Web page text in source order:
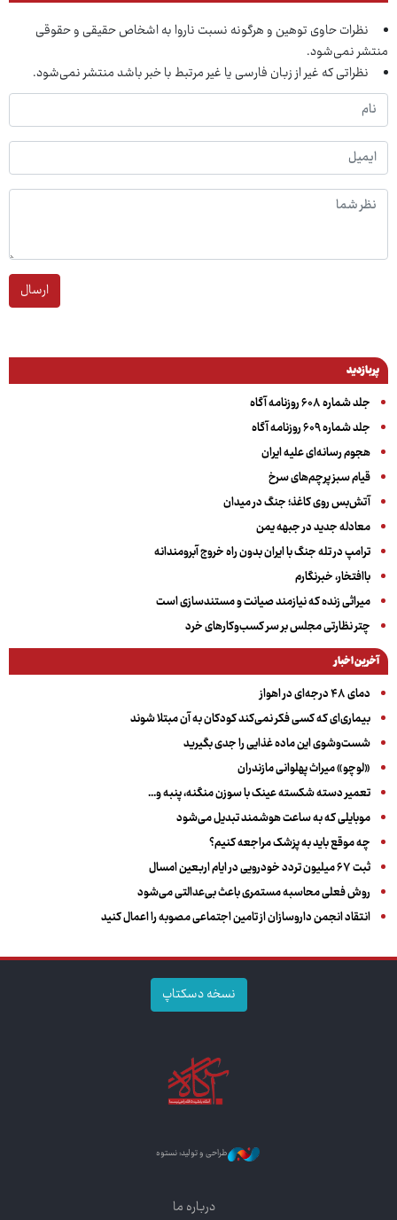
نظرات حاوی توهین و هرگونه نسبت ناروا به اشخاص حقیقی و حقوقی
منتشر نمی‌شود.
نظراتی که غیر از زبان فارسی یا غیر مرتبط با خبر باشد منتشر نمی‌شود.
ارسال
پربازدید
جلد شماره ۶۰۸ روزنامه آگاه
جلد شماره ۶۰۹ روزنامه آگاه
هجوم رسانه‌ای علیه ایران
قیام سبز پرچم‌های سرخ
آتش‌بس روی کاغذ؛ جنگ در میدان
معادله جدید در جبهه یمن
ترامپ در تله جنگ با ایران بدون راه خروج آبرومندانه
باافتخار، خبرنگارم
میراثی زنده که نیازمند صیانت و مستندسازی است
چتر نظارتی مجلس بر سر کسب‌وکارهای خرد
آخرین اخبار
دمای ۴۸ درجه‌ای در اهواز
بیماری‌ای که کسی فکر نمی‌کند کودکان به آن مبتلا شوند
شست‌وشوی این ماده غذایی را جدی بگیرید
«لوچو» میراث پهلوانی مازندران
تعمیر دسته شکسته عینک با سوزن منگنه، پنبه و...
موبایلی که به ساعت هوشمند تبدیل می‌شود
چه موقع باید به پزشک مراجعه کنیم؟
ثبت ۶۷ میلیون تردد خودرویی در ایام اربعین امسال
روش فعلی محاسبه مستمری باعث بی‌عدالتی می‌شود
انتقاد انجمن داروسازان از تامین اجتماعی مصوبه را اعمال کنید
نسخه دسکتاپ
طراحی و تولید: نستوه
درباره ما